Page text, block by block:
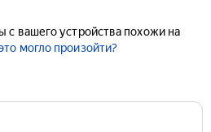
с вашего устройства похожи на
могло произойти?